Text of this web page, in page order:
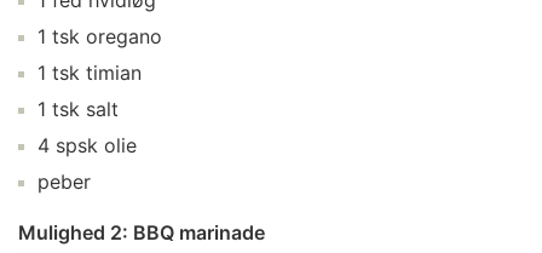
1 tsk oregano
1 tsk timian
1 tsk salt
4 spsk olie
peber
Mulighed 2: BBQ marinade